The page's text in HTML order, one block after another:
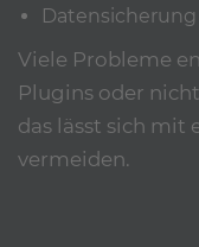
Viele Probleme
Plugins oder
das lässt sich mit
vermeiden.